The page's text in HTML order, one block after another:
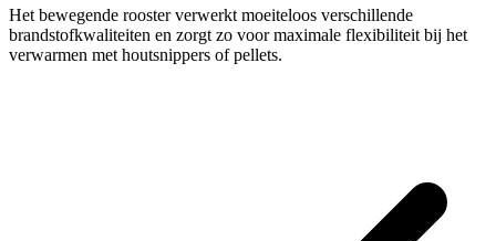
Het bewegende rooster verwerkt moeiteloos verschillende
brandstofkwaliteiten en zorgt zo voor maximale flexibiliteit bij het
verwarmen met houtsnippers of pellets.